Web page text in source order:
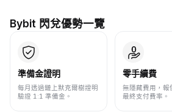
Bybit 閃兌優勢一覽
準備金證明
每月透過鏈上默克爾樹證明
驗證 1:1 準備金。
零手續費
無隱藏費用，報
最終支付費率。